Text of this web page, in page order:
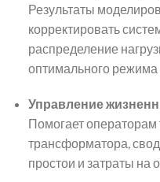
Результаты
корректировать
распределение
оптимального режима
Управление
Помогает операторам
трансформатора,
простои и затраты на